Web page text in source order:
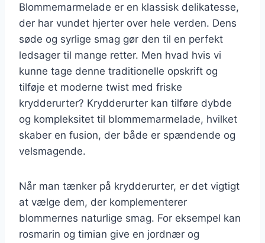
Blommemarmelade er en klassisk delikatesse,
der har vundet hjerter over hele verden. Dens
søde og syrlige smag gør den til en perfekt
ledsager til mange retter. Men hvad hvis vi
kunne tage denne traditionelle opskrift og
tilføje et moderne twist med friske
krydderurter? Krydderurter kan tilføre dybde
og kompleksitet til blommemarmelade, hvilket
skaber en fusion, der både er spændende og
velsmagende.
Når man tænker på krydderurter, er det vigtigt
at vælge dem, der komplementerer
blommernes naturlige smag. For eksempel kan
rosmarin og timian give en jordnær og